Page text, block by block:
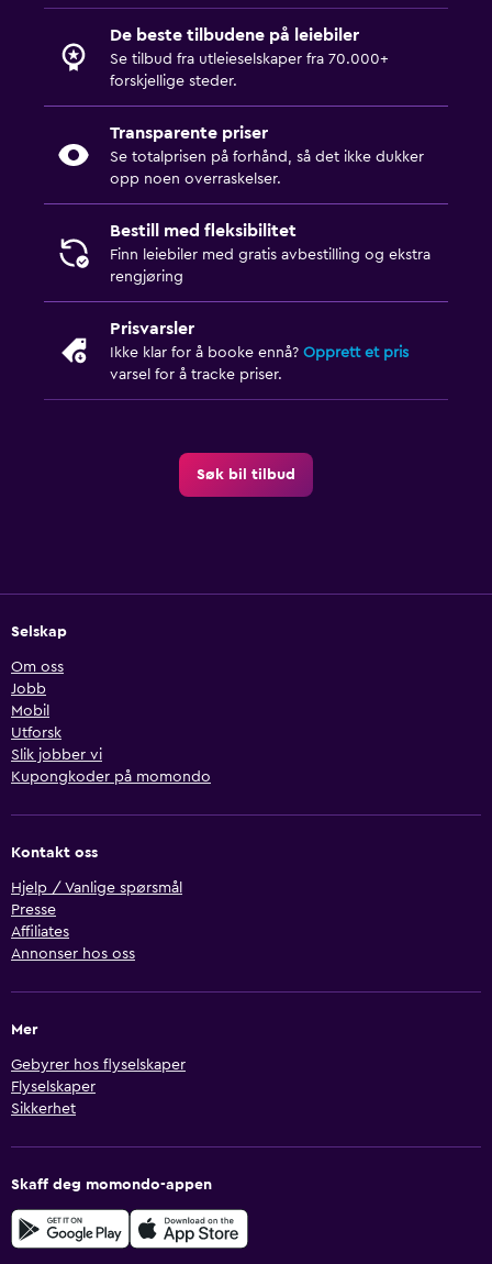
De beste tilbudene på leiebiler
Se tilbud fra utleieselskaper fra 70.000+
forskjellige steder.
Transparente priser
Se totalprisen på forhånd, så det ikke dukker
opp noen overraskelser.
Bestill med fleksibilitet
Finn leiebiler med gratis avbestilling og ekstra
rengjøring
Prisvarsler
Ikke klar for å booke ennå? Opprett et pris
varsel for å tracke priser.
Søk bil tilbud
Selskap
Om oss
Jobb
Mobil
Utforsk
Slik jobber vi
Kupongkoder på momondo
Kontakt oss
Hjelp / Vanlige spørsmål
Presse
Affiliates
Annonser hos oss
Mer
Gebyrer hos flyselskaper
Flyselskaper
Sikkerhet
Skaff deg momondo-appen